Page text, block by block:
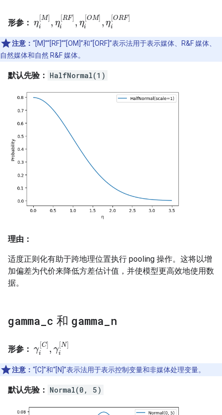
形参： η M]
i , η RF]
i , η OM]
i , η ORF]
i
ηi[M],ηi[RF] ,η [OM],η i[ ORF]
注意： “[M]”“[RF]”“[OM]”和“[ORF]”表示法用于表示媒体、R&F 媒体、
自然媒体和自然 R&F 媒体。
默认先验： HalfNormal(1)
理由：
适度正则化有助于跨地理位置执行 pooling 操作。这将以增
加偏差为代价来降低方差估计值，并使模型更高效地使用数
据。
gamma c 和 gamma n
形参： γ C]
i , γ
[N
i
γi[C],γi[N]
注意： “[C]”和“[N]”表示法用于表示控制变量和非媒体处理变量。
默认先验： Normal(0, 5)